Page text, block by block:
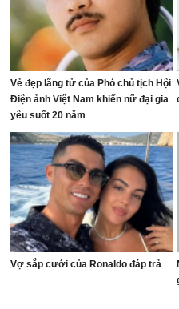
Vẻ đẹp lãng tử của Phó chủ tịch Hội
Điện ảnh Việt Nam khiến nữ đại gia
yêu suốt 20 năm
Vợ sắp cưới của Ronaldo đáp trả